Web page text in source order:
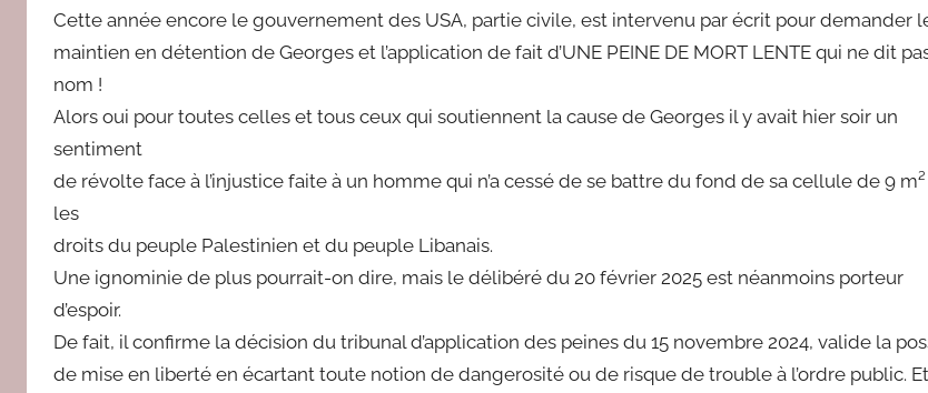
Cette année encore le gouvernement des USA, partie civile, est intervenu par écrit pour demander
maintien en détention de Georges et l’application de fait d’UNE PEINE DE MORT LENTE qui ne dit
nom !
Alors oui pour toutes celles et tous ceux qui soutiennent la cause de Georges il y avait hier soir un
sentiment
de révolte face à l’injustice faite à un homme qui n’a cessé de se battre du fond de sa cellule de 9
les
droits du peuple Palestinien et du peuple Libanais.
Une ignominie de plus pourrait-on dire, mais le délibéré du 20 février 2025 est néanmoins porteur
d’espoir.
De fait, il confirme la décision du tribunal d’application des peines du 15 novembre 2024, valide la
de mise en liberté en écartant toute notion de dangerosité ou de risque de trouble à l’ordre public. Et